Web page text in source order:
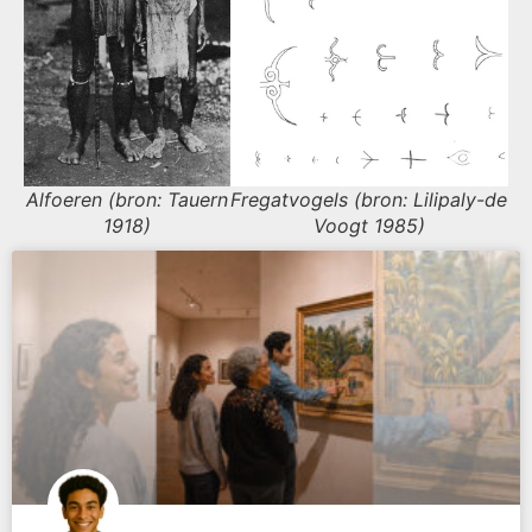
Alfoeren (bron: Tauern
1918)
Fregatvogels (bron: Lilipaly-de
Voogt 1985)